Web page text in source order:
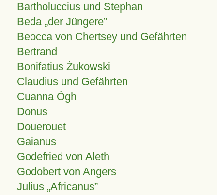
Bartholuccius und Stephan
Beda „der Jüngere”
Beocca von Chertsey und Gefährten
Bertrand
Bonifatius Żukowski
Claudius und Gefährten
Cuanna Ógh
Donus
Douerouet
Gaianus
Godefried von Aleth
Godobert von Angers
Julius Africanus